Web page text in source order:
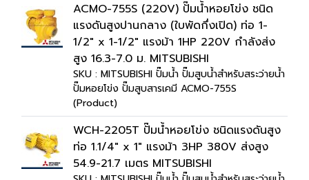
ACMO-755S (220V) ปั๊มน้ำหอยโข่ง ชนิด
แรงดันสูงปานกลาง (ใบพัดกึ่งเปิด) ท่อ 1-
1/2" x 1-1/2" แรงม้า 1HP 220V กำลังส่ง
สูง 16.3-7.0 ม. MITSUBISHI
SKU : MITSUBISHI ปั๊มน้ำ ปั๊มสูบน้ำสำหรับสระว่ายน้ำ
ปั๊มหอยโข่ง ปั๊มสูบสารเคมี ACMO-755S
(Product)
WCH-2205T ปั๊มน้ำหอยโข่ง ชนิดแรงดันสูง
ท่อ 1.1/4" x 1" แรงม้า 3HP 380V ส่งสูง
54.9-21.7 เมตร MITSUBISHI